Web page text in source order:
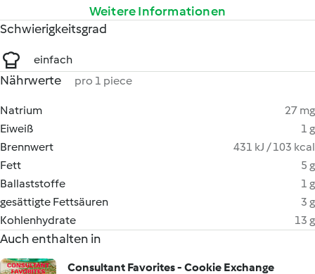
Weitere Informationen
Schwierigkeitsgrad
einfach
Nährwerte pro 1 piece
Natrium
27 mg
Eiweiß
1 g
Brennwert
431 kJ / 103 kcal
Fett
5 g
Ballaststoffe
1 g
gesättigte Fettsäuren
3 g
Kohlenhydrate
13 g
Auch enthalten in
Consultant Favorites - Cookie Exchange